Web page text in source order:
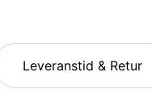
Leveranstid & Retur